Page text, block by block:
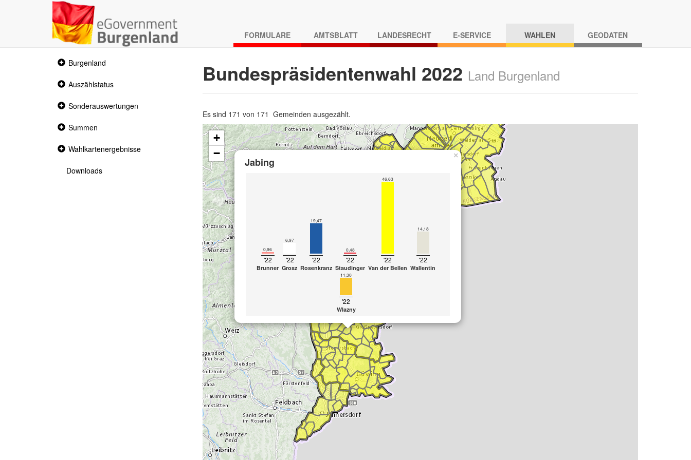
FORMULARE AMTSBLATT LANDESRECHT E-SERVICE WAHLEN GEODATEN
Collapsed
section
Burgenland
Collapsed
Auszählstatus
Collapsed
Sonderauswertungen
Collapsed
Summen
Collapsed
Wahlkartenergebnisse
Downloads
Bundespräsidentenwahl 2022 Land Burgenland
Es sind 171 von 171 Gemeinden ausgezählt.
Jabing
0,96
'22
Brunner
6,97
'22
Grosz
19,47
'22
Rosenkranz
0,48
'22
Staudinger
46,63
'22
Van der Bellen
14,18
'22
Wallentin
11,30
'22
Wlazny
×
+
−